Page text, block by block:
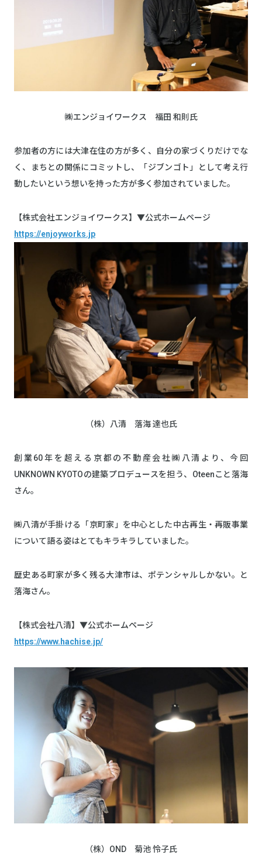
㈱エンジョイワークス 福田 和則氏
参加者の方には大津在住の方が多く、自分の家づくりだけでな
く、まちとの関係にコミットし、「ジブンゴト」として考え行
動したいという想いを持った方が多く参加されていました。
【株式会社エンジョイワークス】▼公式ホームページ
https://enjoyworks.jp
（株）八清 落海 達也氏
創業60年を超える京都の不動産会社㈱八清より、今回
UNKNOWN KYOTOの建築プロデュースを担う、Oteenこと落海
さん。
㈱八清が手掛ける「京町家」を中心とした中古再生・再販事業
について語る姿はとてもキラキラしていました。
歴史ある町家が多く残る大津市は、ポテンシャルしかない。と
落海さん。
【株式会社八清】▼公式ホームページ
https://www.hachise.jp/
（株）OND 菊池 怜子氏